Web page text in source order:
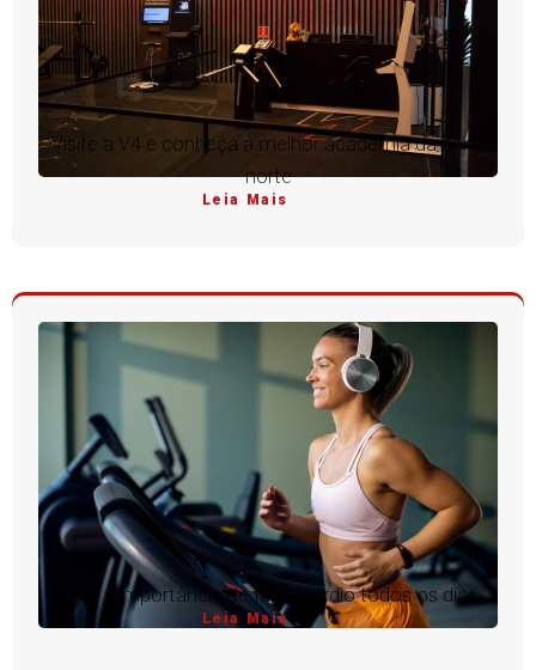
Visite a V4 e conheça a melhor academia da zona
norte
Leia Mais
Qual a importância de fazer cárdio todos os dias
Leia Mais